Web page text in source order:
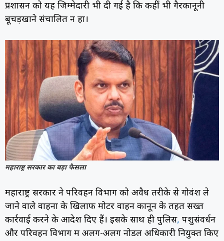
प्रशासन को यह जिम्मेदारी भी दी गई है कि कहीं भी गैरकानूनी
बूचड़खाने संचालित न हों।
महाराष्ट्र सरकार का बड़ा फैसला
महाराष्ट्र सरकार ने परिवहन विभाग को अवैध तरीके से गोवंश ले
जाने वाले वाहनों के खिलाफ मोटर वाहन कानून के तहत सख्त
कार्रवाई करने के आदेश दिए हैं। इसके साथ ही पुलिस, पशुसंवर्धन
और परिवहन विभाग में अलग-अलग नोडल अधिकारी नियुक्त किए